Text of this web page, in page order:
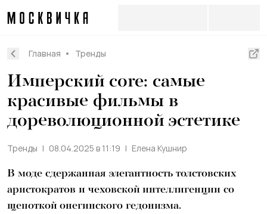
Главная Тренды
Имперский core: самые
красивые фильмы в
дореволюционной эстетике
Тренды 08.04.2025 в 11:19 Елена Кушнир
В моде сдержанная элегантность толстовских
аристократов и чеховской интеллигенции со
щепоткой онегинского гедонизма.